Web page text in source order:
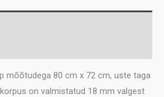
mõõtudega 80 cm x 72 cm, uste taga
on valmistatud 18 mm valgest